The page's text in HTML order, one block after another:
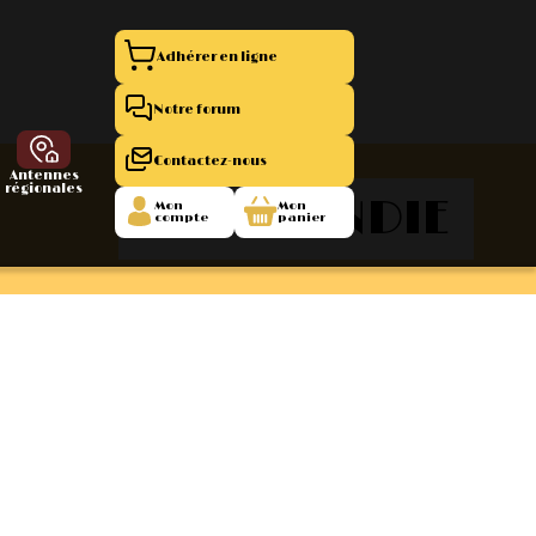
Antennes
régionales
Adhérer en ligne
Notre forum
Contactez-nous
Mon
compte
Mon
panier
NORMANDIE